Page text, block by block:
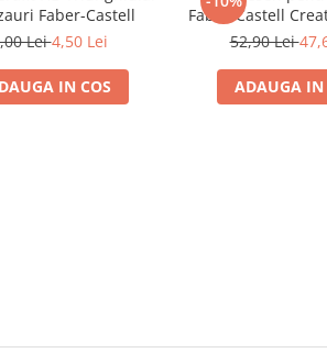
Faber-Castell
Lei4,50 Lei
IN COS
Faber-Castell
13 Piese
52,90 Lei
ADAUGA IN